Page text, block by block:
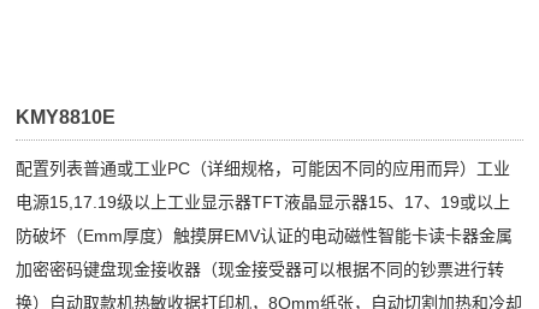
KMY8810E
配置列表普通或工业PC（详细规格，可能因不同的应用而异）工业
电源15,17.19级以上工业显示器TFT液晶显示器15、17、19或以上
防破坏（Emm厚度）触摸屏EMV认证的电动磁性智能卡读卡器金属
加密密码键盘现金接收器（现金接受器可以根据不同的钞票进行转
换）自动取款机热敏收据打印机，8Omm纸张，自动切割加热和冷却